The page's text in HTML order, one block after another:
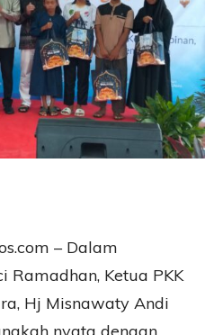
– Dalam
Ramadhan, Ketua PKK
Hj Misnawaty Andi